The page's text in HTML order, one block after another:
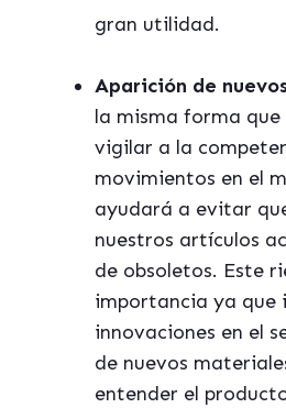
gran utilidad.
Aparición de
la misma forma
vigilar a la
movimientos en el
ayudará a evitar
nuestros artículos
de obsoletos. Este
importancia ya que
innovaciones en el
de nuevos
entender el